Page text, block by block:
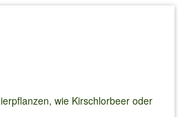
wie Kirschlorbeer oder